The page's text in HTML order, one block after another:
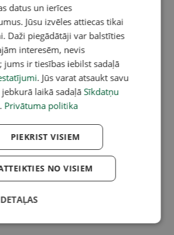
datus un ierīces
Jūsu izvēles attiecas tikai
Daži piegādātāji var balstīties
interesēm, nevis
jums ir tiesības iebilst sadaļā
. Jūs varat atsaukt savu
laikā sadaļā Sīkdatņu
. Privātuma politika
PIEKRIST VISIEM
NO VISIEM